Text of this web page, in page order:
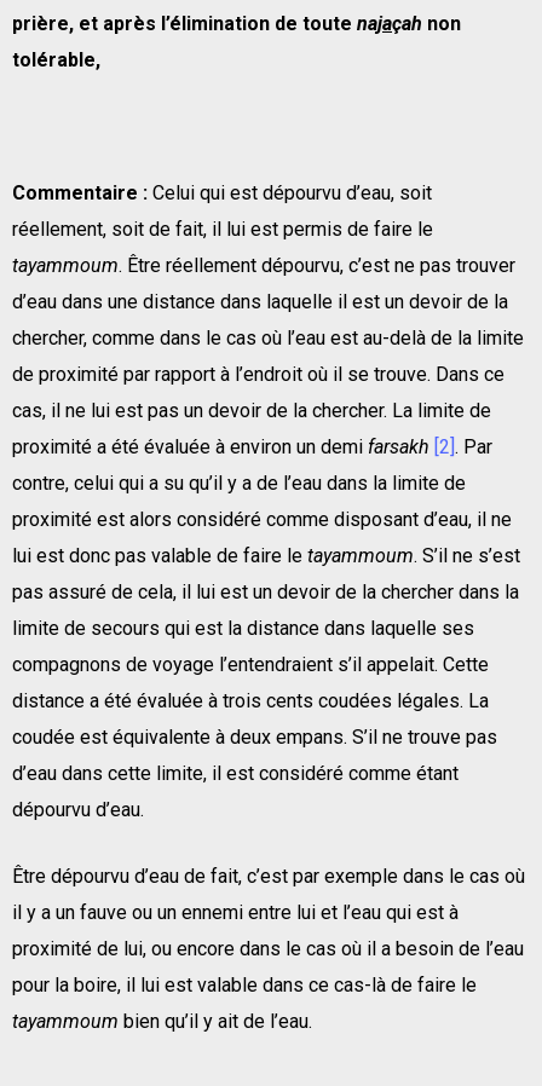
prière, et après l’élimination de toute najaçah non
tolérable,
Commentaire : Celui qui est dépourvu d’eau, soit
réellement, soit de fait, il lui est permis de faire le
tayammoum. Être réellement dépourvu, c’est ne pas trouver
d’eau dans une distance dans laquelle il est un devoir de la
chercher, comme dans le cas où l’eau est au-delà de la limite
de proximité par rapport à l’endroit où il se trouve. Dans ce
cas, il ne lui est pas un devoir de la chercher. La limite de
proximité a été évaluée à environ un demi farsakh [2]. Par
contre, celui qui a su qu’il y a de l’eau dans la limite de
proximité est alors considéré comme disposant d’eau, il ne
lui est donc pas valable de faire le tayammoum. S’il ne s’est
pas assuré de cela, il lui est un devoir de la chercher dans la
limite de secours qui est la distance dans laquelle ses
compagnons de voyage l’entendraient s’il appelait. Cette
distance a été évaluée à trois cents coudées légales. La
coudée est équivalente à deux empans. S’il ne trouve pas
d’eau dans cette limite, il est considéré comme étant
dépourvu d’eau.
Être dépourvu d’eau de fait, c’est par exemple dans le cas où
il y a un fauve ou un ennemi entre lui et l’eau qui est à
proximité de lui, ou encore dans le cas où il a besoin de l’eau
pour la boire, il lui est valable dans ce cas-là de faire le
tayammoum bien qu’il y ait de l’eau.